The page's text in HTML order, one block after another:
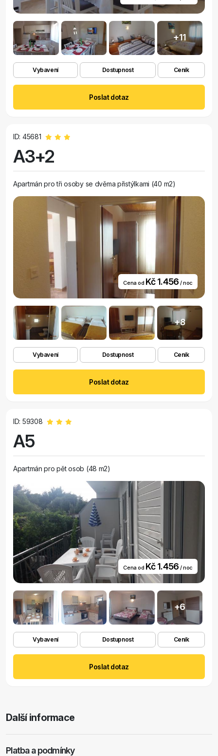
+11
Vybavení Dostupnost Ceník
Poslat dotaz
ID: 45681
A3+2
Apartmán pro tři osoby se dvěma přistýlkami (40 m2)
Cena od Kč 1.456 / noc
+8
Vybavení Dostupnost Ceník
Poslat dotaz
ID: 59308
A5
Apartmán pro pět osob (48 m2)
Cena od Kč 1.456 / noc
+6
Vybavení Dostupnost Ceník
Poslat dotaz
Další informace
Platba a podmínky